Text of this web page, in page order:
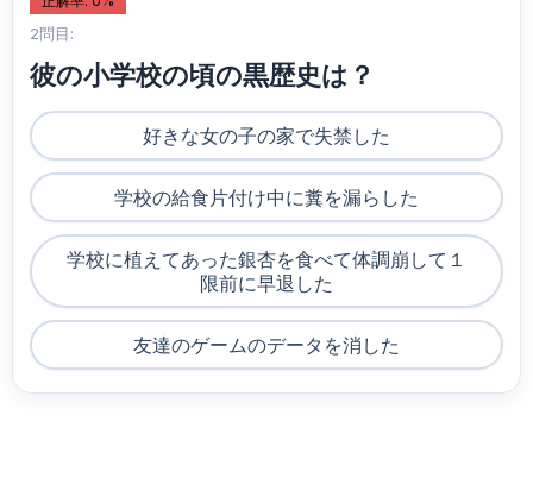
2問目:
彼の小学校の頃の黒歴史は？
好きな女の子の家で失禁した
学校の給食片付け中に糞を漏らした
学校に植えてあった銀杏を食べて体調崩して１
限前に早退した
友達のゲームのデータを消した